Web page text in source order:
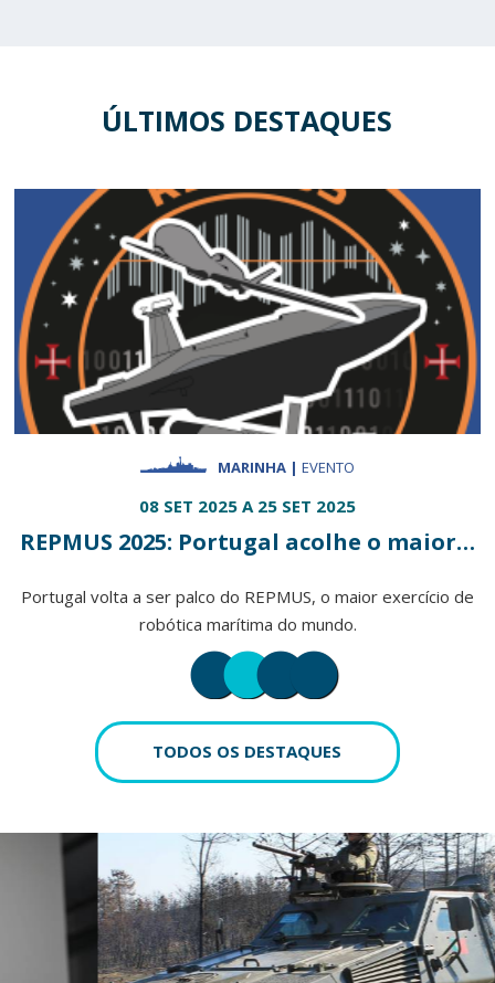
ÚLTIMOS DESTAQUES
MARINHA |EVENTO
08 SET 2025 A 25 SET 2025
REPMUS 2025: Portugal acolhe o maior…
Portugal volta a ser palco do REPMUS, o maior exercício de
robótica marítima do mundo.
TODOS OS DESTAQUES